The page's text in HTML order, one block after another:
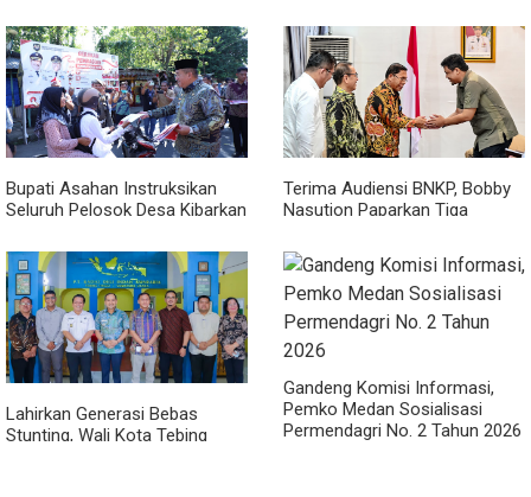
Royal Sumatera
Bupati Asahan Instruksikan
Seluruh Pelosok Desa Kibarkan
Terima Audiensi BNKP, Bobby
Nasution Paparkan Tiga
Kepulauan Nias
Lahirkan Generasi Bebas
Stunting, Wali Kota Tebing
Gandeng Komisi Informasi,
Pemko Medan Sosialisasi
Permendagri No. 2 Tahun 2026